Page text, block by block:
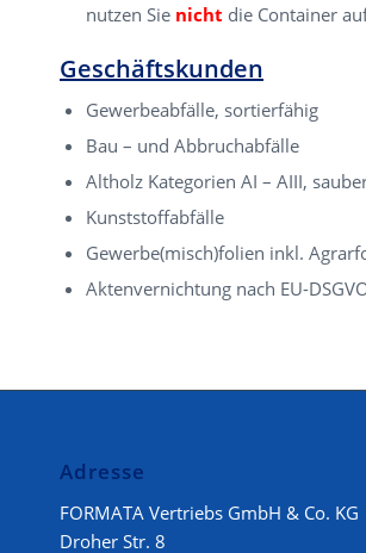
nutzen Sie nicht die Container
Geschäftskunden
Gewerbeabfälle, sortierfähig
Bau – und Abbruchabfälle
Altholz Kategorien AI – AIII,
Kunststoffabfälle
Gewerbe(misch)folien inkl.
Aktenvernichtung nach EU-
Adresse
FORMATA Vertriebs GmbH & Co. KG
Droher Str. 8